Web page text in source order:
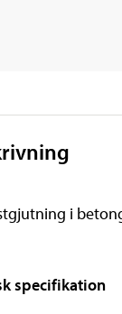
i
specifikation